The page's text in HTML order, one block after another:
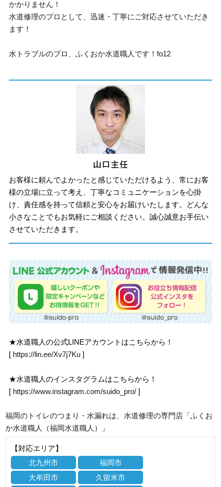
かかりません！
水道修理のプロとして、迅速・丁寧にご対応させていただき
ます！
水トラブルのプロ、ふくおか水道職人です！fo12
お客様に頼んでよかったと感じていただけるよう、常にお客
様の立場に立って考え、丁寧なコミュニケーションを心掛
け、責任感を持って信頼と安心をお届けいたします。どんな
小さなことでもお気軽にご相談ください。誠心誠意お手伝い
させていただきます。
★水道職人の公式LINEアカウントはこちらから！
[ https://lin.ee/Xv7j7Ku ]
★水道職人のインスタグラムはこちらから！
[ https://www.instagram.com/suido_pro/ ]
福岡のトイレのつまり・水漏れは、水道修理の専門店「ふくお
か水道職人（福岡水道職人）」
【対応エリア】
北九州市
福岡市
大牟田市
久留米市